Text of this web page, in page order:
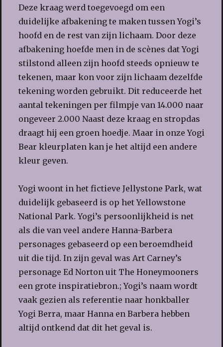
Deze kraag werd toegevoegd om een
duidelijke afbakening te maken tussen Yogi’s
hoofd en de rest van zijn lichaam. Door deze
afbakening hoefde men in de scènes dat Yogi
stilstond alleen zijn hoofd steeds opnieuw te
tekenen, maar kon voor zijn lichaam dezelfde
tekening worden gebruikt. Dit reduceerde het
aantal tekeningen per filmpje van 14.000 naar
ongeveer 2.000 Naast deze kraag en stropdas
draagt hij een groen hoedje. Maar in onze Yogi
Bear kleurplaten kan je het altijd een andere
kleur geven.
Yogi woont in het fictieve Jellystone Park, wat
duidelijk gebaseerd is op het Yellowstone
National Park. Yogi’s persoonlijkheid is net
als die van veel andere Hanna-Barbera
personages gebaseerd op een beroemdheid
uit die tijd. In zijn geval was Art Carney’s
personage Ed Norton uit The Honeymooners
een grote inspiratiebron.; Yogi’s naam wordt
vaak gezien als referentie naar honkballer
Yogi Berra, maar Hanna en Barbera hebben
altijd ontkend dat dit het geval is.